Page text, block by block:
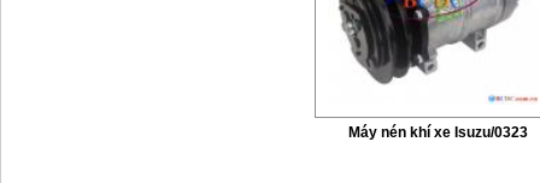
Máy nén khí xe Isuzu/0323